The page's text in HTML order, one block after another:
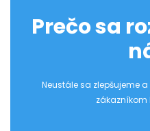
Prečo sa
Neustále sa zlepšujeme
zákazníkom